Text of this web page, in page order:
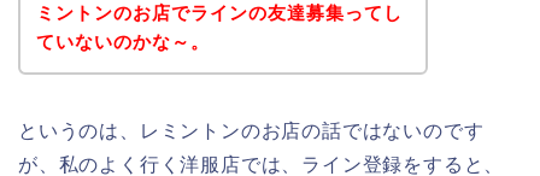
ミントンのお店でラインの友達募集ってし
ていないのかな～。
というのは、レミントンのお店の話ではないのです
が、私のよく行く洋服店では、ライン登録をすると、